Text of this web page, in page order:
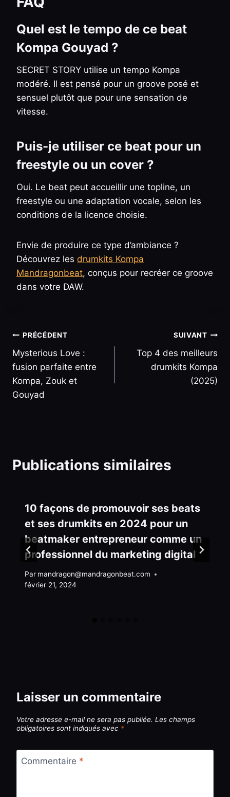
Quel est le tempo de ce beat
Kompa Gouyad ?
SECRET STORY utilise un tempo Kompa
modéré. Il est pensé pour un groove posé et
sensuel plutôt que pour une sensation de
vitesse.
Puis-je utiliser ce beat pour un
freestyle ou un cover ?
Oui. Le beat peut accueillir une topline, un
freestyle ou une adaptation vocale, selon les
conditions de la licence choisie.
Envie de produire ce type d’ambiance ?
Découvrez les drumkits Kompa
Mandragonbeat, conçus pour recréer ce groove
dans votre DAW.
Navigation
de
l’article
PRÉCÉDENT
Mysterious Love :
fusion parfaite entre
Kompa, Zouk et
Gouyad
SUIVANT
Top 4 des meilleurs
drumkits Kompa
(2025)
Publications similaires
10 façons de promouvoir ses beats
et ses drumkits en 2024 pour un
beatmaker entrepreneur comme un
professionnel du marketing digital
Par mandragon@mandragonbeat.com
février 21, 2024
Laisser un commentaire
Votre adresse e-mail ne sera pas publiée. Les champs
obligatoires sont indiqués avec *
Commentaire *